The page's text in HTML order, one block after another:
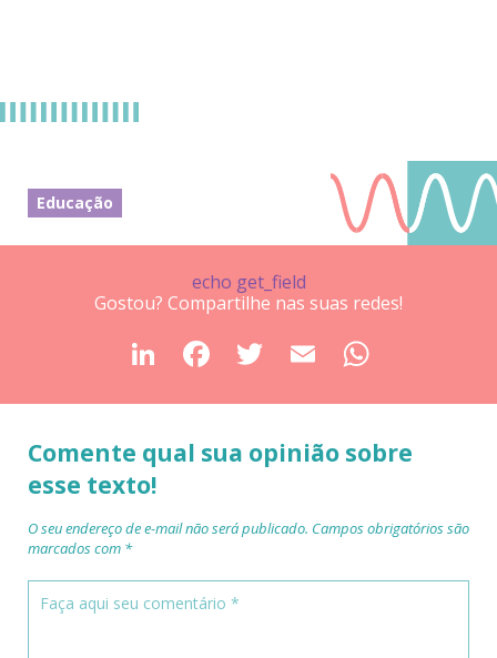
Educação
echo get_field
Gostou? Compartilhe nas suas redes!
Comente qual sua opinião sobre
esse texto!
O seu endereço de e-mail não será publicado. Campos obrigatórios são
marcados com *